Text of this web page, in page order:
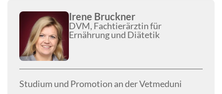
Irene Bruckner
DVM, Fachtierärztin für
Ernährung und Diätetik
Studium und Promotion an der Vetmeduni